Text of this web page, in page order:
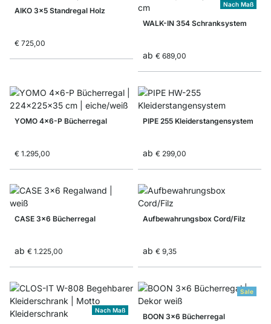
AIKO 3x5 Standregal Holz
€ 725,00
Nach Maß
WALK-IN 354 Schranksystem
ab € 689,00
YOMO 4x6-P Bücherregal
€ 1.295,00
PIPE 255 Kleiderstangensystem
ab € 299,00
CASE 3x6 Bücherregal
ab € 1.225,00
Aufbewahrungsbox Cord/Filz
ab € 9,35
Nach Maß
Sale
BOON 3x6 Bücherregal